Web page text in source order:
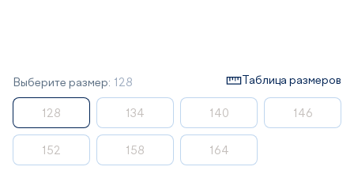
Выберите размер: 128 Таблица размеров
128 134 140 146
152 158 164